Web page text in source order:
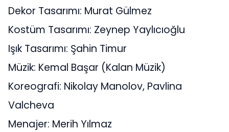
Dekor Tasarımı: Murat Gülmez
Kostüm Tasarımı: Zeynep Yaylıcıoğlu
Işık Tasarımı: Şahin Timur
Müzik: Kemal Başar (Kalan Müzik)
Koreografi: Nikolay Manolov, Pavlina
Valcheva
Menajer: Merih Yılmaz